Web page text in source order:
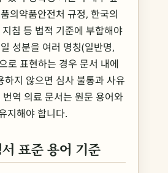
의약품안전처 규정, 한국의
침 등 법적 기준에 부합해야
성분을 여러 명칭(일반명,
로 표현하는 경우 문서 내에
하지 않으면 심사 불통과 사유
역 의료 문서는 원문 용어와
지해야 합니다.
표준 용어 기준